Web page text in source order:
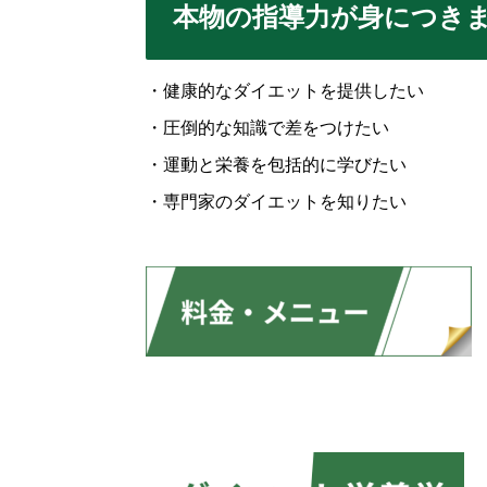
本物の指導力が身につき
・健康的なダイエットを提供したい
・圧倒的な知識で差をつけたい
・運動と栄養を包括的に学びたい
・専門家のダイエットを知りたい